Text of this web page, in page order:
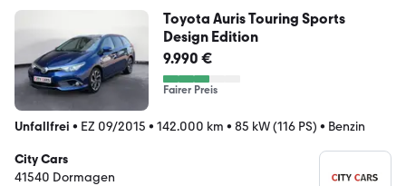
Toyota Auris Touring Sports
Design Edition
9.990 €
Fairer Preis
Unfallfrei • EZ 09/2015 • 142.000 km • 85 kW (116 PS) • Benzin
City Cars
41540 Dormagen